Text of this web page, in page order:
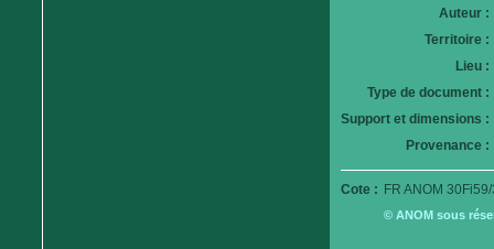
Auteur :
Territoire :
Lieu :
Type de document :
Support et dimensions :
Provenance :
Cote : FR ANOM
© ANOM sous